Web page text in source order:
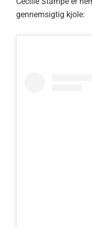
gennemsigtig kjole: